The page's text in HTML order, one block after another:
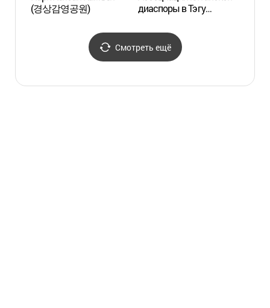
(경상감영공원)
диаспоры в Тэгу
Смотреть ещё